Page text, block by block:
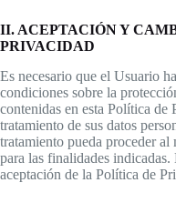
II. ACEPTACIÓN Y
PRIVACIDAD
Es necesario que el Usuario
condiciones sobre la
contenidas en esta Política de
tratamiento de sus datos
tratamiento pueda proceder
para las finalidades
aceptación de la Política de